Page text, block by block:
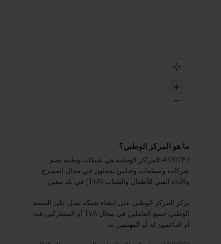
ما هو المركز الوطني؟
ASSITEJ المراكز الوطنية هي شبكات وطنية تضم
شركات ومنظمات وفنانين يعملون في مجال المسرح
والأداء الفني للأطفال والشباب (TYA) في بلد معين.
يركز المركز الوطني على إنشاء شبكة تمثل على الصعيد
الوطني جميع العاملين في مجال TYA أو المشاركين فيه
أو الداعمين له أو المهتمين به.